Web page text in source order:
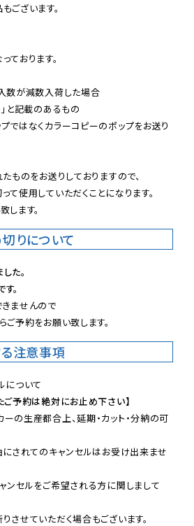
ございます。
ております。
数が減数入荷した場合
と記載のあるもの
ではなくカラーコピーのポップをお送り
ものをお送りしておりますので、
て使用していただくことになります。
します。
りについて
た。
。
ませんので
ご予約をお願い致します。
注意事項
ご予約は絶対にお止め下さい】
の生産都合上、延期・カット・分納の可
にされてのキャンセルはお受け出来ませ
ンセルをご希望される方に関しまして
させていただく場合もございます。